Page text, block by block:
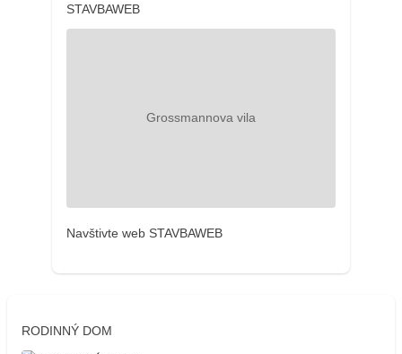
STAVBAWEB
Navštivte web STAVBAWEB
RODINNÝ DOM